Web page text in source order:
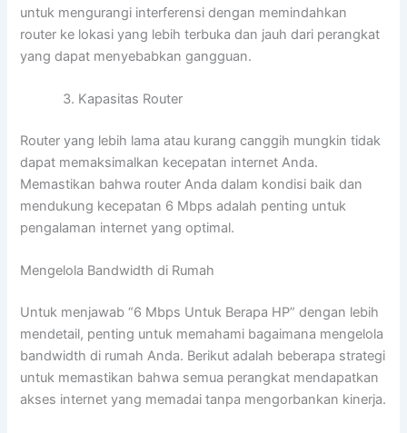
untuk mengurangi interferensi dengan memindahkan
router ke lokasi yang lebih terbuka dan jauh dari perangkat
yang dapat menyebabkan gangguan.
Kapasitas Router
Router yang lebih lama atau kurang canggih mungkin tidak
dapat memaksimalkan kecepatan internet Anda.
Memastikan bahwa router Anda dalam kondisi baik dan
mendukung kecepatan 6 Mbps adalah penting untuk
pengalaman internet yang optimal.
Mengelola Bandwidth di Rumah
Untuk menjawab “6 Mbps Untuk Berapa HP” dengan lebih
mendetail, penting untuk memahami bagaimana mengelola
bandwidth di rumah Anda. Berikut adalah beberapa strategi
untuk memastikan bahwa semua perangkat mendapatkan
akses internet yang memadai tanpa mengorbankan kinerja.